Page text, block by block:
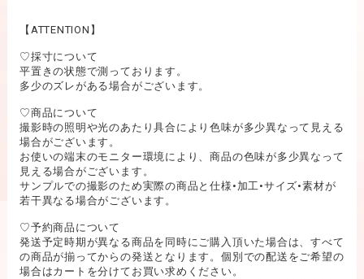
【ATTENTION】
♡採寸について
平置きの状態で測っております。
多少のズレがある場合がございます。
♡商品について
撮影時の照明や光のあたり具合により色味が多少異なって見える
場合がございます。
お使いの端末のモニター環境により、商品の色味が多少異なって
見える場合がございます。
サンプルでの撮影のため実際の商品と仕様•加工•サイズ•素材が
若干異なる場合がございます。
♡予約商品について
発送予定時期が異なる商品を同時にご購入頂いた場合は、すべて
の商品が揃ってからの発送となります。個別での配送をご希望の
場合はカートを分けてお買い求めください。